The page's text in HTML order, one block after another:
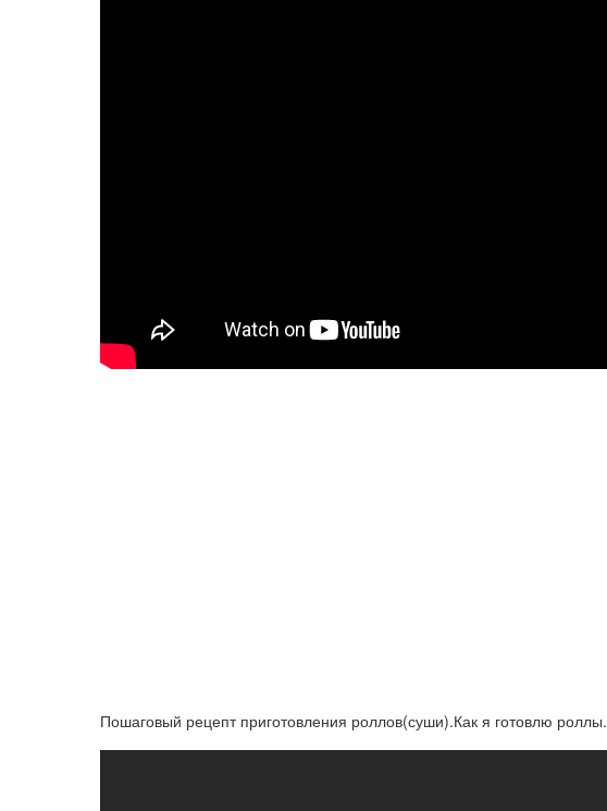
Пошаговый рецепт приготовления роллов(суши).Как я готовлю роллы.